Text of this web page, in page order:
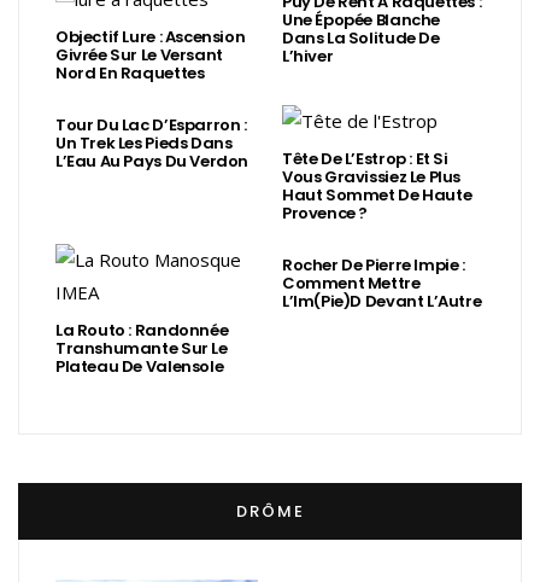
Objectif Lure : Ascension
Givrée Sur Le Versant
Nord En Raquettes
Une Épopée Blanche
Dans La Solitude De
L’hiver
Tour Du Lac D’Esparron :
Un Trek Les Pieds Dans
L’Eau Au Pays Du Verdon Tête De L’Estrop : Et Si
Vous Gravissiez Le Plus
Haut Sommet De Haute
Provence ?
La Routo : Randonnée
Transhumante Sur Le
Plateau De Valensole
Rocher De Pierre Impie :
Comment Mettre
L’Im(Pie)d Devant L’Autre
DRÔME